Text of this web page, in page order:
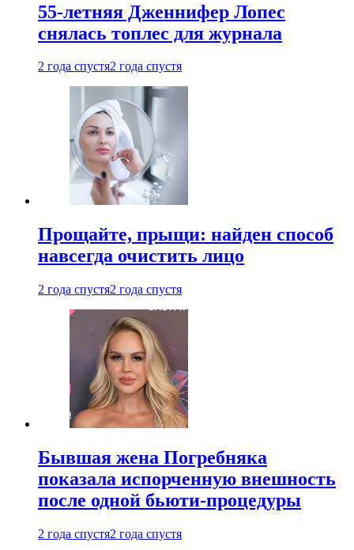
55-летняя Дженнифер Лопес
снялась топлес для журнала
2 года спустя2 года спустя
Прощайте, прыщи: найден способ
навсегда очистить лицо
2 года спустя2 года спустя
Бывшая жена Погребняка
показала испорченную внешность
после одной бьюти-процедуры
2 года спустя2 года спустя